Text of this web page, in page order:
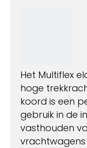
Het Multiflex
hoge
koord is een
gebruik in de
vasthouden